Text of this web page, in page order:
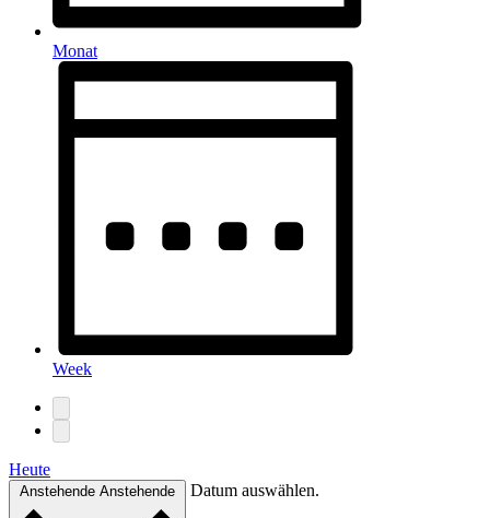
Monat
Week
Heute
Anstehende Anstehende Datum auswählen.